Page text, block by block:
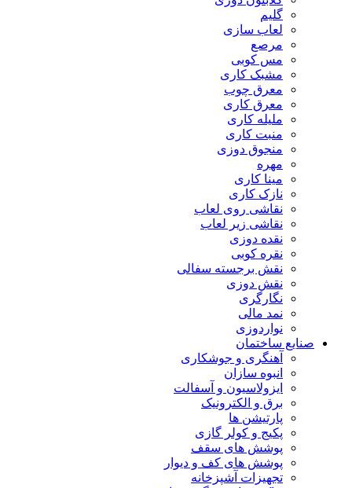
گلیم
لعاب سازی
مرصع
مس کوبی
مشبک کاری
معرق چوب
معرق کاری
مليله کاری
منبت کاری
منجوق دوزی
مهره
مینا کاری
نازک کاری
نقاشی روی لعاب
نقاشی زیر لعاب
نقده دوزی
نقره کوبی
نقش برجسته سفالی
نقش دوزی
نگارگری
نمد مالی
نواردوزی
صنایع ساختمان
آهنگری و جوشکاری
انبوه سازان
ایزولاسیون و آسفالت
برق و الکترونیک
پارتیشن ها
پکیج و کولر گازی
پوشش های سقف
پوشش های کف و دیوار
تجهیزات آشپزخانه